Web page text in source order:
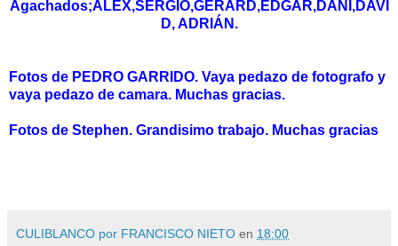
Agachados;ALEX,SERGIO,GERARD,EDGAR,DANI,DAVI
D, ADRIÁN.
Fotos de PEDRO GARRIDO. Vaya pedazo de fotografo y
vaya pedazo de camara. Muchas gracias.
Fotos de Stephen. Grandisimo trabajo. Muchas gracias
CULIBLANCO por FRANCISCO NIETO en 18:00